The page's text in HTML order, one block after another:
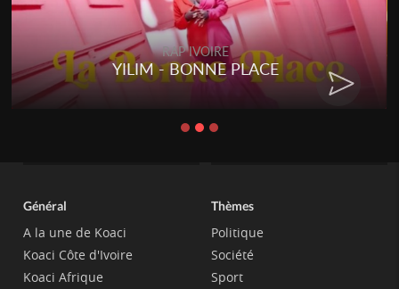
RAP IVOIRE
YILIM - BONNE PLACE
Général
A la une de Koaci
Koaci Côte d'Ivoire
Koaci Afrique
Thèmes
Politique
Société
Sport